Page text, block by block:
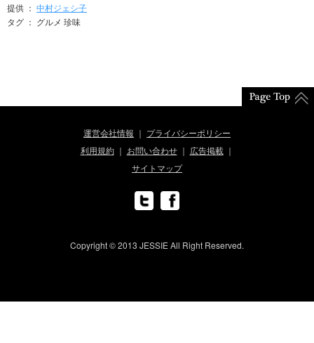
提供 ： 中村ジェシ子
タグ ： グルメ 珍味
運営会社情報
プライバシーポリシー
利用規約
お問い合わせ
広告掲載
サイトマップ
Copyright © 2013 JESSIE All Right Reserved.